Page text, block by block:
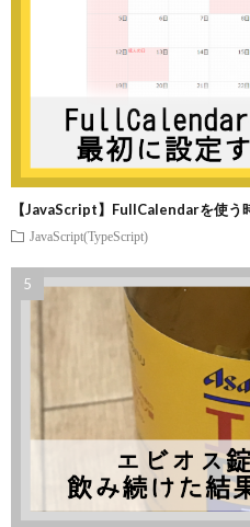
【JavaScript】FullCalendarを使う
JavaScript(TypeScript)